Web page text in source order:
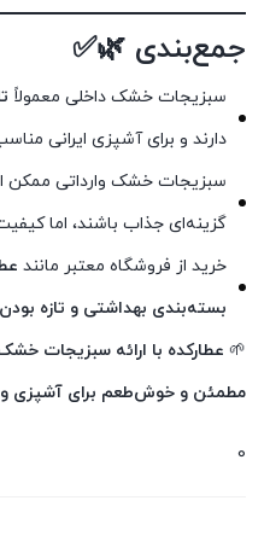
جمع‌بندی 🌿✅
سبزیجات خشک داخلی معمولاً
دارند و برای آشپزی ایرانی
سبزیجات خشک وارداتی
گزینه‌ای جذاب باشند، اما
خرید از فروشگاه معتبر مانند
بسته‌بندی بهداشتی و تازه
🌱 عطارکده با ارائه سبزیجات
مطمئن و خوش‌طعم برای آشپزی و
0